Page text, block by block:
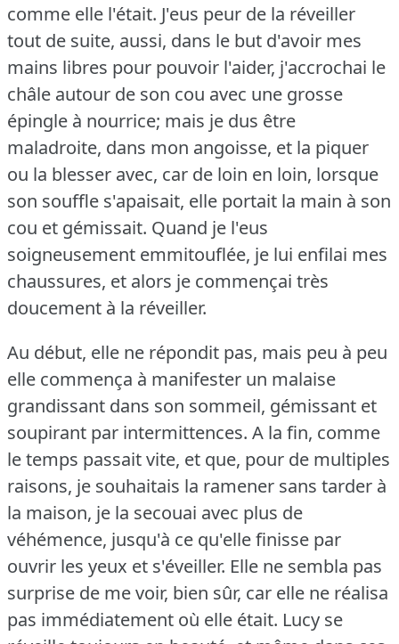
comme elle l'était. J'eus peur de la réveiller
tout de suite, aussi, dans le but d'avoir mes
mains libres pour pouvoir l'aider, j'accrochai le
châle autour de son cou avec une grosse
épingle à nourrice; mais je dus être
maladroite, dans mon angoisse, et la piquer
ou la blesser avec, car de loin en loin, lorsque
son souffle s'apaisait, elle portait la main à son
cou et gémissait. Quand je l'eus
soigneusement emmitouflée, je lui enfilai mes
chaussures, et alors je commençai très
doucement à la réveiller.
Au début, elle ne répondit pas, mais peu à peu
elle commença à manifester un malaise
grandissant dans son sommeil, gémissant et
soupirant par intermittences. A la fin, comme
le temps passait vite, et que, pour de multiples
raisons, je souhaitais la ramener sans tarder à
la maison, je la secouai avec plus de
véhémence, jusqu'à ce qu'elle finisse par
ouvrir les yeux et s'éveiller. Elle ne sembla pas
surprise de me voir, bien sûr, car elle ne réalisa
pas immédiatement où elle était. Lucy se